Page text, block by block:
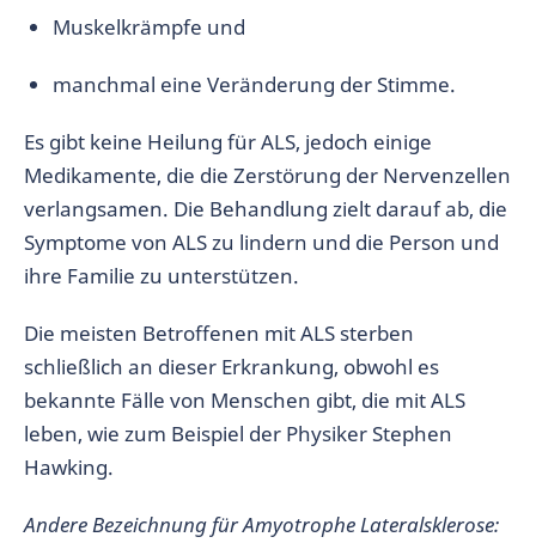
Muskelkrämpfe und
manchmal eine Veränderung der Stimme.
Es gibt keine Heilung für ALS, jedoch einige
Medikamente, die die Zerstörung der Nervenzellen
verlangsamen. Die Behandlung zielt darauf ab, die
Symptome von ALS zu lindern und die Person und
ihre Familie zu unterstützen.
Die meisten Betroffenen mit ALS sterben
schließlich an dieser Erkrankung, obwohl es
bekannte Fälle von Menschen gibt, die mit ALS
leben, wie zum Beispiel der Physiker Stephen
Hawking.
Andere Bezeichnung für Amyotrophe Lateralsklerose: